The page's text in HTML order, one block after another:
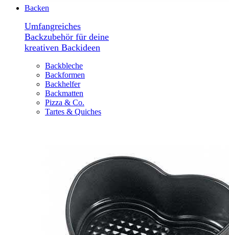
Backen
Umfangreiches
Backzubehör für deine
kreativen Backideen
Backbleche
Backformen
Backhelfer
Backmatten
Pizza & Co.
Tartes & Quiches